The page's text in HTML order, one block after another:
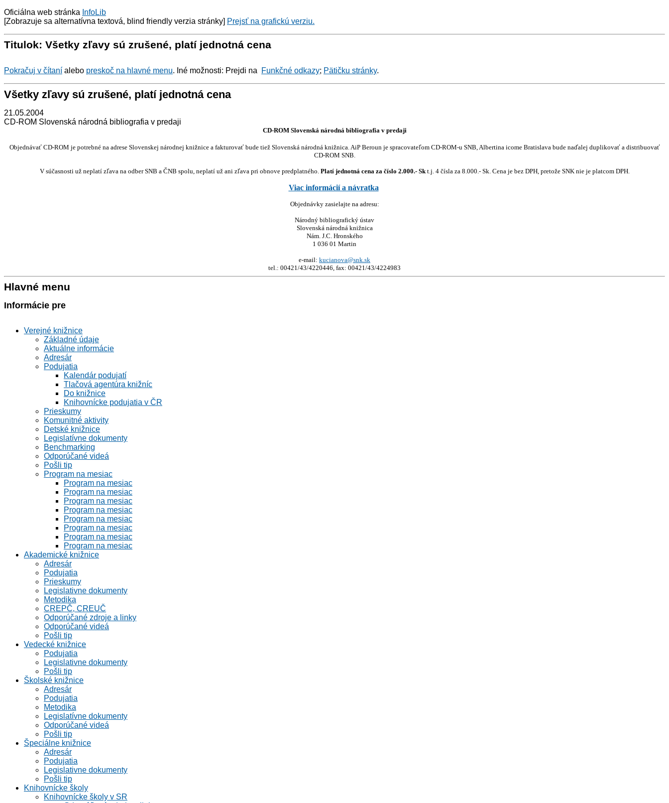
Oficiálna web stránka InfoLib
[Zobrazuje sa alternatívna textová, blind friendly verzia stránky] Prejsť na grafickú verziu.
Titulok: Všetky zľavy sú zrušené, platí jednotná cena
Pokračuj v čítaní alebo preskoč na hlavné menu. Iné možnosti: Prejdi na Funkčné odkazy; Pätičku stránky.
Všetky zľavy sú zrušené, platí jednotná cena
21.05.2004
CD-ROM Slovenská národná bibliografia v predaji
CD-ROM Slovenská národná bibliografia v predaji
Objednávať CD-ROM je potrebné na adrese Slovenskej národnej knižnice a fakturovať bude tiež Slovenská národná knižnica. AiP Beroun je spracovateľom CD-ROM-u SNB, Albertina icome Bratislava bude naďalej duplikovať a distribuovať
CD-ROM SNB.
V súčasnosti už neplatí zľava na odber SNB a ČNB spolu, neplatí už ani zľava pri obnove predplatného. Platí jednotná cena za číslo 2.000.- Skt.j. 4 čísla za 8.000.- Sk. Cena je bez DPH, pretože SNK nie je platcom DPH.
Viac informácií a návratka
Objednávky zasielajte na adresu:
Národný bibliografický ústav
Slovenská národná knižnica
Nám. J.C. Hronského
1 036 01 Martin
e-mail: kucianova@snk.sk
tel.: 00421/43/4220446, fax: 00421/43/4224983
Hlavné menu
Informácie pre
Verejné knižnice
Základné údaje
Aktuálne informácie
Adresár
Podujatia
Kalendár podujatí
Tlačová agentúra knižníc
Do knižnice
Knihovnícke podujatia v ČR
Prieskumy
Komunitné aktivity
Detské knižnice
Legislatívne dokumenty
Benchmarking
Odporúčané videá
Pošli tip
Program na mesiac
Program na mesiac
Program na mesiac
Program na mesiac
Program na mesiac
Program na mesiac
Program na mesiac
Program na mesiac
Program na mesiac
Akademické knižnice
Adresár
Podujatia
Prieskumy
Legislativne dokumenty
Metodika
CREPČ, CREUČ
Odporúčané zdroje a linky
Odporúčané videá
Pošli tip
Vedecké knižnice
Podujatia
Legislativne dokumenty
Pošli tip
Školské knižnice
Adresár
Podujatia
Metodika
Legislatívne dokumenty
Odporúčané videá
Pošli tip
Špeciálne knižnice
Adresár
Podujatia
Legislativne dokumenty
Pošli tip
Knihovnícke školy
Knihovnícke školy v SR